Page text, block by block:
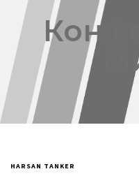
HARSAN TANKER